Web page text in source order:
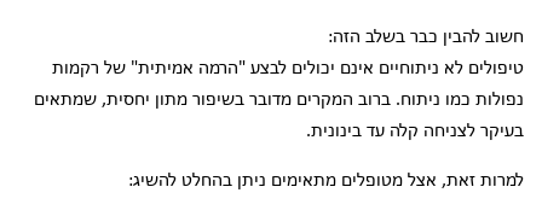
חשוב להבין כבר בשלב הזה:
טיפולים לא ניתוחיים אינם יכולים לבצע "הרמה אמיתית" של רקמות
נפולות כמו ניתוח. ברוב המקרים מדובר בשיפור מתון יחסית, שמתאים
בעיקר לצניחה קלה עד בינונית.
למרות זאת, אצל מטופלים מתאימים ניתן בהחלט להשיג: